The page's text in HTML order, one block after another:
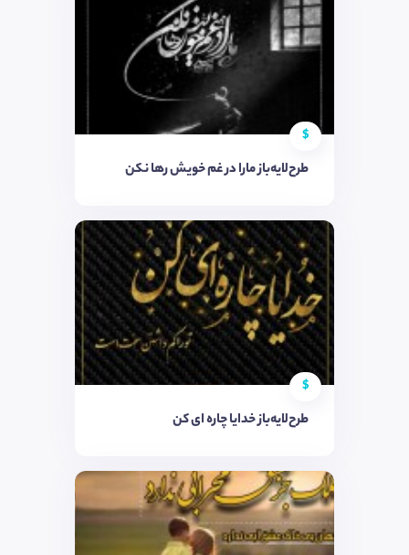
$
طرح‌لایه‌باز مارا در غم خویش رها نکن
$
طرح‌لایه‌باز خدایا چاره ای کن